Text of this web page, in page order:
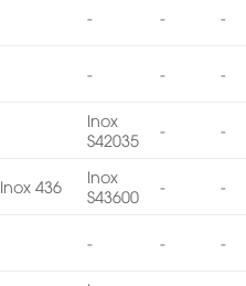
- - -
- - -
Inox
S42035
- -
Inox 436
Inox
S43600
- -
- - -